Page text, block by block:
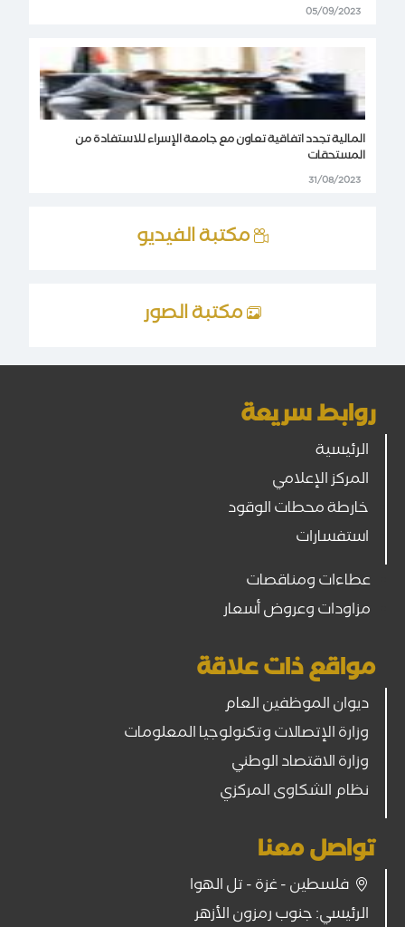
05/09/2023
المالية تجدد اتفاقية تعاون مع جامعة الإسراء للاستفادة من
المستحقات
31/08/2023
مكتبة الفيديو
مكتبة الصور
روابط سريعة
الرئيسية
المركز الإعلامي
خارطة محطات الوقود
استفسارات
عطاءات ومناقصات
مزاودات وعروض أسعار
مواقع ذات علاقة
ديوان الموظفين العام
وزارة الإتصالات وتكنولوجيا المعلومات
وزارة الاقتصاد الوطني
نظام الشكاوى المركزي
تواصل معنا
فلسطين - غزة - تل الهوا
الرئيسي: جنوب رمزون الأزهر